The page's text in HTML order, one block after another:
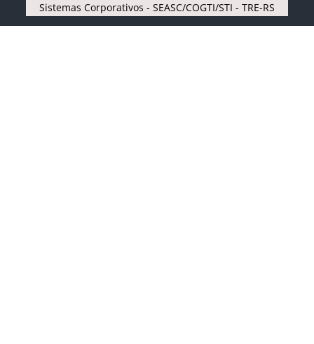
Sistemas Corporativos - SEASC/COGTI/STI - TRE-RS